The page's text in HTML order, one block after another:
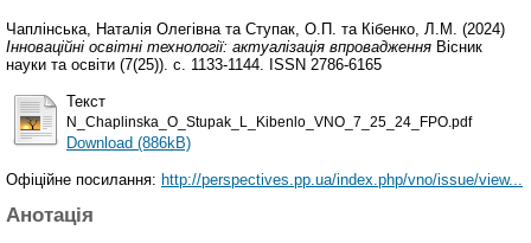
Чаплінська, Наталія Олегівна та Ступак, О.П. та Кібенко, Л.М.
(2024)
Інноваційні освітні технології: актуалізація впровадження Вісник
науки та освіти (7(25)). с. 1133-1144. ISSN 2786-6165
Текст
N_Chaplinska_O_Stupak_L_Kibenlo_VNO_7_25_24_FPO.pdf
Download (886kB)
Офіційне посилання: http://perspectives.pp.ua/index.php/vno/issue/view...
Анотація